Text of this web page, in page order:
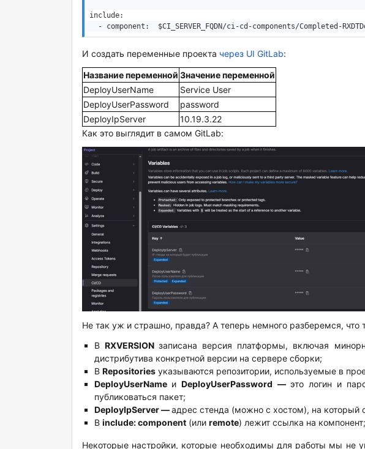
include:
- component:  $CI_SERVER_FQDN/ci-cd-components/Completed-
И создать переменные проекта через UI GitLab:
Название переменной Значение переменной
DeployUserName
Service User
DeployUserPassword
password
DeployIpServer
10.19.3.22
Как это выглядит в самом GitLab:
Не так уж и страшно, правда? А теперь немного разберемся, что
ВRXVERSIONзаписана версия платформы, включая
дистрибутива конкретной версии на сервере сборки;
В Repositories указываются репозитории, используемые в
DeployUserName иDeployUserPassword — это логин и
публиковаться пакет;
DeployIpServer —адрес стенда (можно с хостом), на который
В include: component (или remote) лежит ссылка на компонент;
Некоторые настройки, которые необходимы для работы мы не